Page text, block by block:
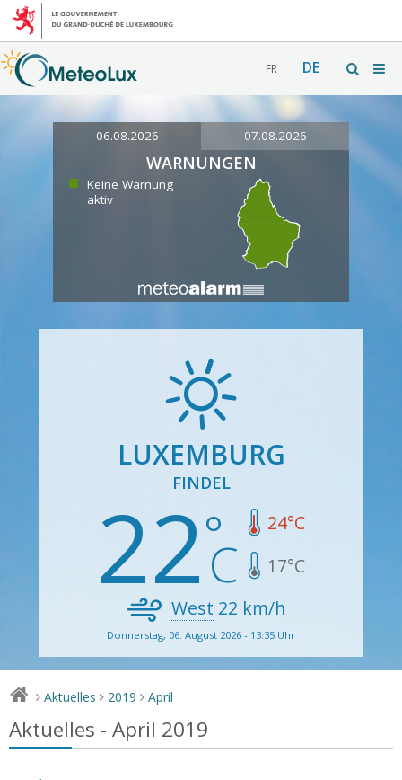
FR DE
06.08.2026 07.08.2026
WARNUNGEN
Keine Warnung
aktiv
LUXEMBURG
FINDEL
22 24°C
17°C
West 22 km/h
Donnerstag, 06. August 2026 - 13:35 Uhr
> Aktuelles > 2019 > April
Aktuelles - April 2019